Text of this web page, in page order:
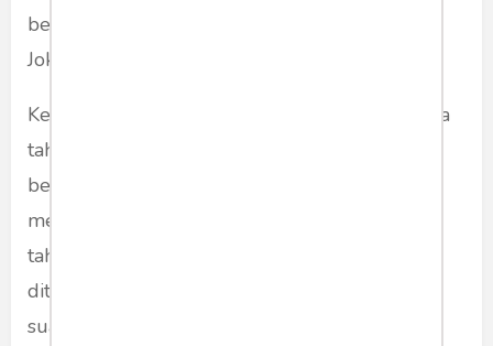
belakangan ini ditembakkan kepada Presiden
Joko Widodo.
Ketika Hizbut Tahrir Indonesia dibubarkan pada
tahun 2017, suara-suara kemarahan tak
bersambut khalayak banyak. Jokowi malah
melenggang jadi Presiden periode kedua dua
tahun kemudian. Ketika Imam Besar FPI
ditangkap, disusul dengan pembubaran FPI,
suara-suara kemarahan itu juga terdengar tapi